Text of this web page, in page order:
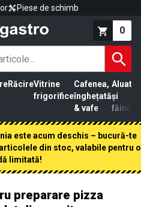
Piese de schimb
0
RăcireVitrine
frigorifice
Cafenea,
înghețată
& vafe
Aluat
și
făină
este acum deschis – bucură-te
din stoc, valabile pentru o
limitată!
preparare pizza